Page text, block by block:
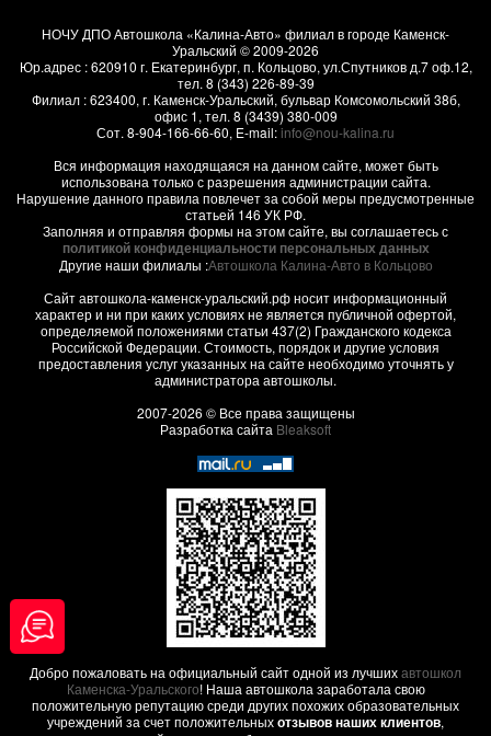
НОЧУ ДПО Автошкола «Калина-Авто» филиал в городе Каменск-
Уральский © 2009-2026
Юр.адрес :620910 г. Екатеринбург, п. Кольцово, ул.Спутников д.7 оф.12,
тел. 8 (343) 226-89-39
Филиал :623400, г. Каменск-Уральский, бульвар Комсомольский 38б,
офис 1, тел. 8 (3439) 380-009
Сот. 8-904-166-66-60, E-mail:info@nou-kalina.ru
Вся информация находящаяся на данном сайте, может быть
использована только с разрешения администрации сайта.
Нарушение данного правила повлечет за собой меры предусмотренные
статьей 146 УК РФ.
Заполняя и отправляя формы на этом сайте, вы соглашаетесь с
политикой конфиденциальности персональных данных
Другие наши филиалы :Автошкола Калина-Авто в Кольцово
Сайт автошкола-каменск-уральский.рф носит информационный
характер и ни при каких условиях не является публичной офертой,
определяемой положениями статьи 437(2) Гражданского кодекса
Российской Федерации. Стоимость, порядок и другие условия
предоставления услуг указанных на сайте необходимо уточнять у
администратора автошколы.
2007-2026 © Все права защищены
Разработка сайта Bleaksoft
Добро пожаловать на официальный сайт одной из лучшихавтошкол
Каменска-Уральского! Наша автошкола заработала свою
положительную репутацию среди других похожих образовательных
учреждений за счет положительныхотзывов наших клиентов,